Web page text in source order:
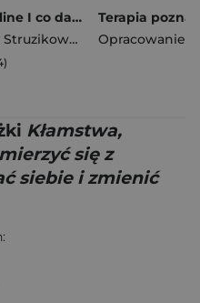
Borderline I co dalej
Urszula Struzikowska-Marynicz
Kłamstwa,
się z
siebie i zmienić